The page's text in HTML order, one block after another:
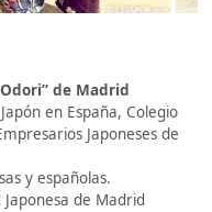
Odori” de Madrid
en España, Colegio
Japoneses de
y españolas.
de Madrid